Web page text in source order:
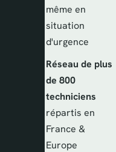
même en
situation
d'urgence
Réseau de plus
de 800
techniciens
répartis en
France &
Europe